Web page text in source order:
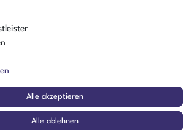
Spedition und Versand ins Ausland
für Firmen mit Sitz in Deutschland
2026 Amikon GmbH | Alle Rechte vorbehalten.
Alle akzeptieren
Alle ablehnen